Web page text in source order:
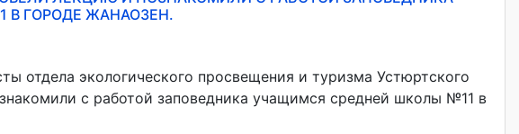
ГОРОДЕ ЖАНАОЗЕН.
отдела экологического просвещения и туризма Устюртского
с работой заповедника учащимся средней школы №11 в